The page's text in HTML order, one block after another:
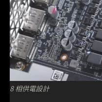
8 相供電設計